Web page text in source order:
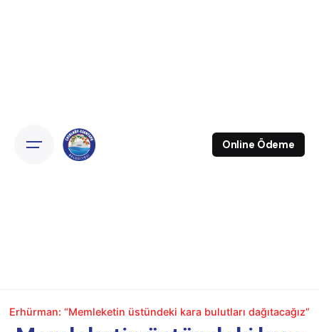
Online Ödeme
Erhürman: “Memleketin üstündeki kara bulutları dağıtacağız”